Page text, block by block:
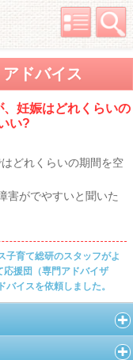
ドバイス
妊娠はどれくらいの
い?
どれくらいの期間を空
害がでやすいと聞いた
子育て総研のスタッフがよ
応援団（専門アドバイザ
イスを依頼しました。